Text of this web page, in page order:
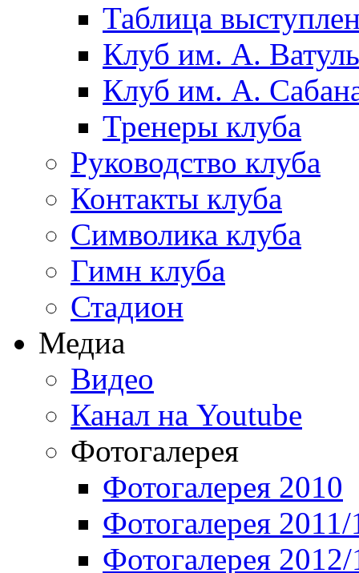
Таблица
Клуб им. А.
Клуб им. А.
Тренеры клуба
Руководство клуба
Контакты клуба
Символика клуба
Гимн клуба
Стадион
Медиа
Видео
Канал на Youtube
Фотогалерея
Фотогалерея 2010
Фотогалерея 2011/
Фотогалерея